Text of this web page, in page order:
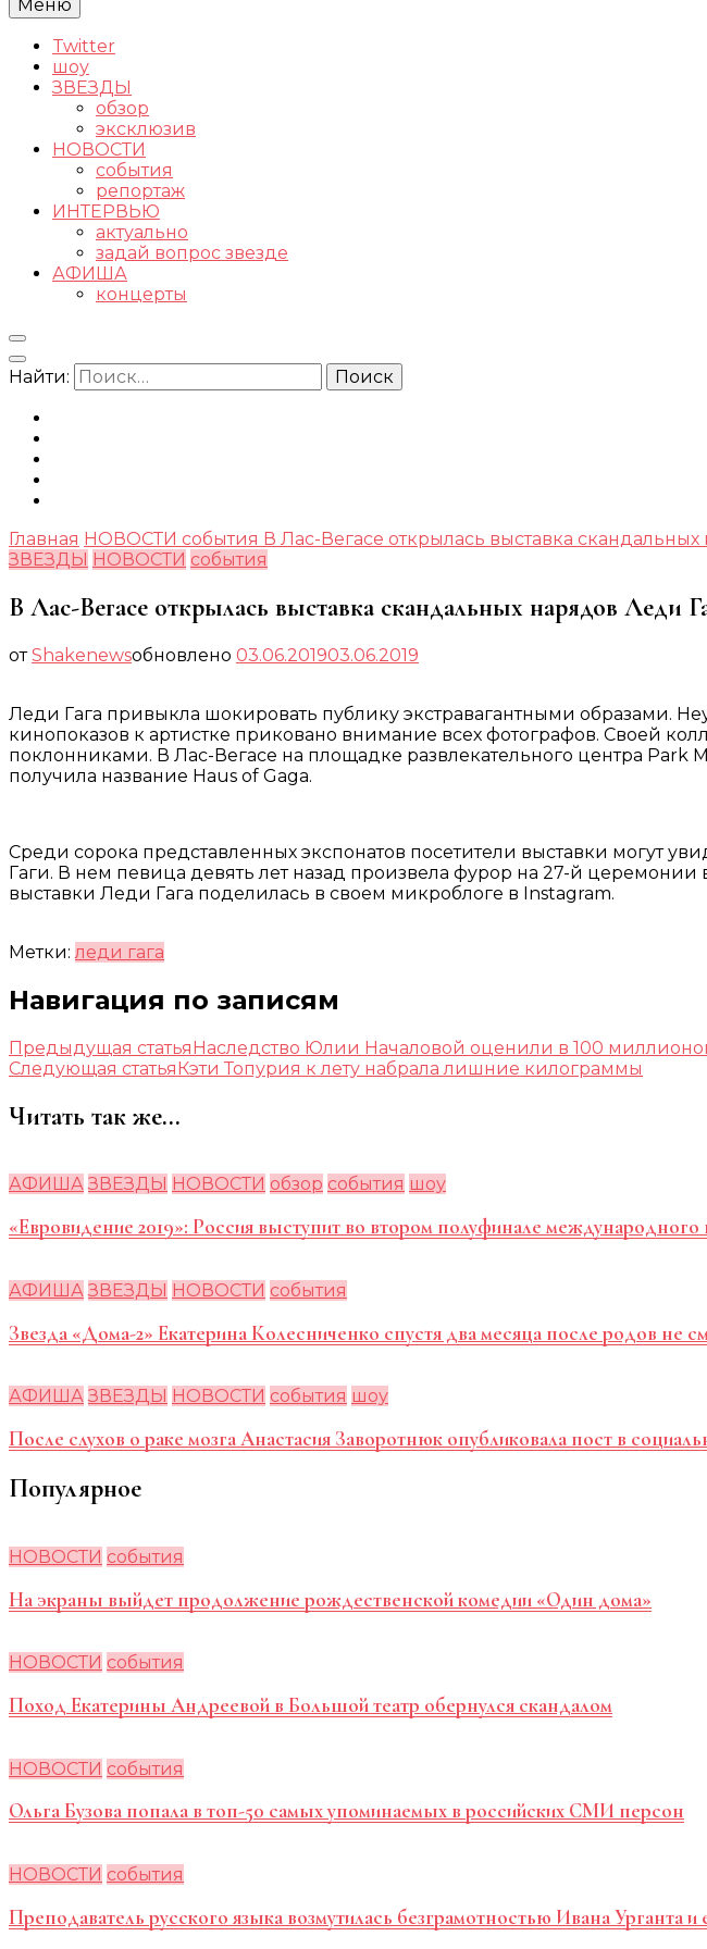
Меню
Twitter
шоу
ЗВЕЗДЫ
обзор
эксклюзив
НОВОСТИ
события
репортаж
ИНТЕРВЬЮ
актуально
задай вопрос звезде
АФИША
концерты
Найти:
Главная НОВОСТИ события В Лас-Вегасе открылась выставка
ЗВЕЗДЫ НОВОСТИ события
В Лас-Вегасе открылась выставка скандальных нарядов Леди
отShakenewsобновлено 03.06.201903.06.2019
Леди Гага привыкла шокировать публику экстравагантными образами.
кинопоказов к артистке приковано внимание всех фотографов. Своей
поклонниками. В Лас-Вегасе на площадке развлекательного центра
получила название Haus of Gaga.
Среди сорока представленных экспонатов посетители выставки могут
Гаги. В нем певица девять лет назад произвела фурор на 27-й
выставки Леди Гага поделилась в своем микроблоге в Instagram.
Метки: леди гага
Навигация по записям
Предыдущая статьяНаследство Юлии Началовой оценили в 100
Следующая статьяКэти Топурия к лету набрала лишние килограммы
Читать так же...
АФИША ЗВЕЗДЫ НОВОСТИ обзор события шоу
«Евровидение 2019»: Россия выступит во втором полуфинале
АФИША ЗВЕЗДЫ НОВОСТИ события
Звезда «Дома-2» Екатерина Колесниченко спустя два месяца после родов не
АФИША ЗВЕЗДЫ НОВОСТИ события шоу
После слухов о раке мозга Анастасия Заворотнюк опубликовала пост в
Популярное
НОВОСТИ события
На экраны выйдет продолжение рождественской комедии «Один дома»
НОВОСТИ события
Поход Екатерины Андреевой в Большой театр обернулся скандалом
НОВОСТИ события
Ольга Бузова попала в топ-50 самых упоминаемых в российских СМИ персон
НОВОСТИ события
Преподаватель русского языка возмутилась безграмотностью Ивана Урганта и